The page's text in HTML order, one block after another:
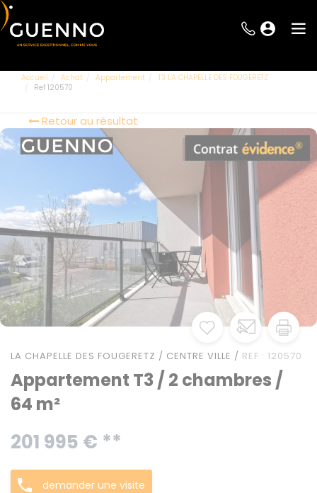
Accueil Achat Appartement
T3 LA CHAPELLE DES FOUGERETZ
Ref 120570
Retour au résultat
LA CHAPELLE DES FOUGERETZ / CENTRE VILLE / REF : 120570
Appartement T3 / 2 chambres /
64 m²
201 995 € **
demander une visite